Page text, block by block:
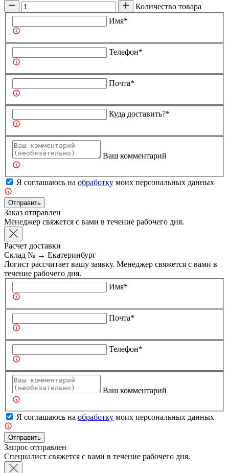
Количество товара
Имя*
Телефон*
Почта*
Куда доставить?*
Ваш комментарий
Я соглашаюсь на обработку моих персональных данных
Отправить
Заказ отправлен
Менеджер свяжется с вами в течение рабочего дня.
Расчет доставки
Склад № → Екатеринбург
Логист рассчитает вашу заявку. Менеджер свяжется с вами в
течение рабочего дня.
Имя*
Почта*
Телефон*
Ваш комментарий
Я соглашаюсь на обработку моих персональных данных
Отправить
Запрос отправлен
Специалист свяжется с вами в течение рабочего дня.